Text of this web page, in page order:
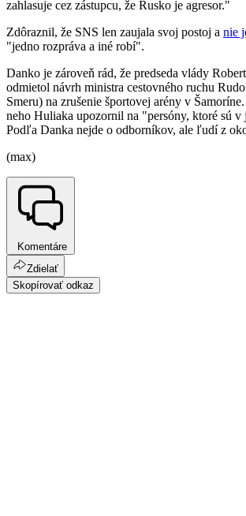
zahlasuje cez zástupcu, že Rusko je agresor."
Zdôraznil, že SNS len zaujala svoj postoj a nie
"jedno rozpráva a iné robí".
Danko je zároveň rád, že predseda vlády
odmietol návrh ministra cestovného ruchu
Smeru) na zrušenie športovej arény v
neho Huliaka upozornil na "persóny, ktoré sú
Podľa Danka nejde o odborníkov, ale ľudí z
(max)
Komentáre
Zdielať
Skopírovať odkaz